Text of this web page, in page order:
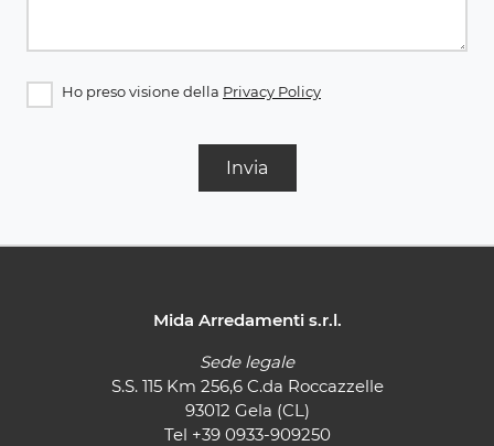
Ho preso visione della Privacy Policy
Invia
Mida Arredamenti s.r.l.
Sede legale
S.S. 115 Km 256,6 C.da Roccazzelle
93012 Gela (CL)
Tel +39 0933-909250